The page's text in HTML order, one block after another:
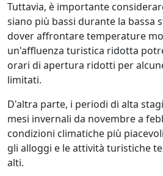
Tuttavia, è importante
siano più bassi durante la bassa
dover affrontare temperature
un'affluenza turistica ridotta
orari di apertura ridotti per
limitati.
D'altra parte, i periodi di alta
mesi invernali da novembre a
condizioni climatiche più
gli alloggi e le attività turistiche
alti.